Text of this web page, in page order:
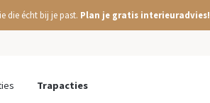
die écht bij je past. Plan je gratis interieuradvies!
Trapacties